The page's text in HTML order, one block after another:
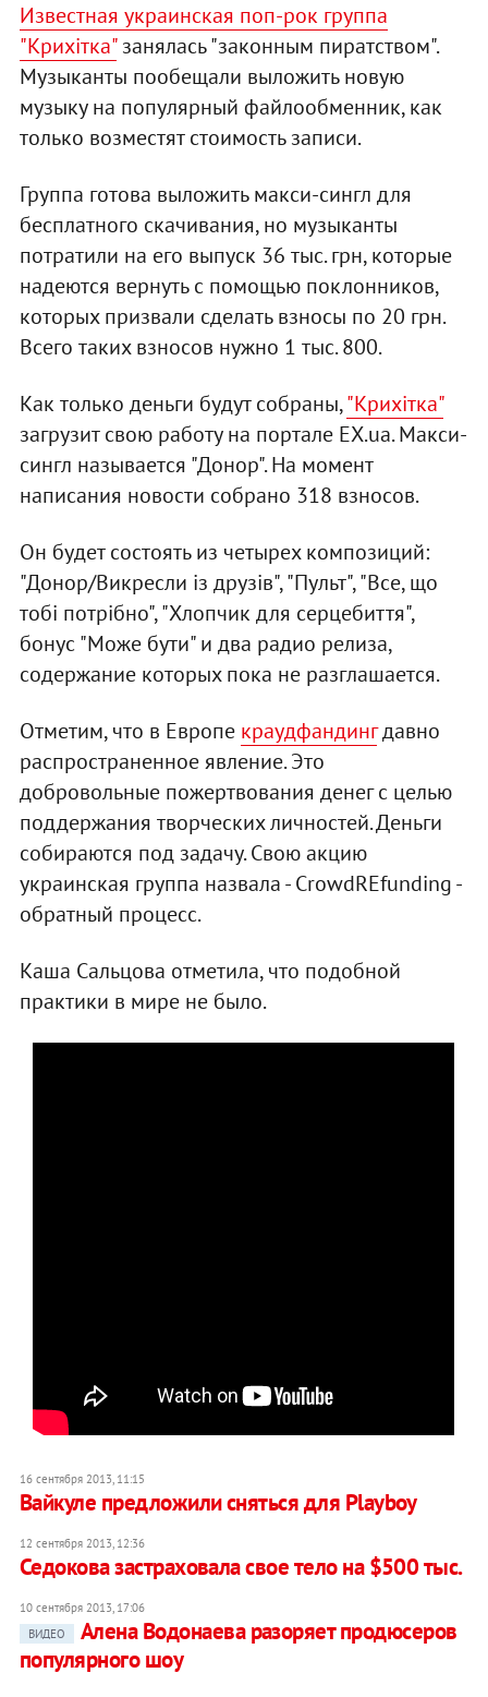
Известная украинская поп-рок группа
"Крихітка"занялась "законным пиратством".
Музыканты пообещали выложить новую
музыку на популярный файлообменник, как
только возместят стоимость записи.
Группа готова выложить макси-сингл для
бесплатного скачивания, но музыканты
потратили на его выпуск 36 тыс. грн, которые
надеются вернуть с помощью поклонников,
которых призвали сделать взносы по 20 грн.
Всего таких взносов нужно 1 тыс. 800.
Как только деньги будут собраны,"Крихітка"
загрузит свою работу на портале EX.ua. Макси-
сингл называется "Донор". На момент
написания новости собрано 318 взносов.
Он будет состоять из четырех композиций:
"Донор/Викресли із друзів", "Пульт", "Все, що
тобі потрібно", "Хлопчик для серцебиття",
бонус "Може бути" и два радио релиза,
содержание которых пока не разглашается.
Отметим, что в Европе краудфандингдавно
распространенное явление. Это
добровольные пожертвования денег с целью
поддержания творческих личностей. Деньги
собираются под задачу. Свою акцию
украинская группа назвала - CrowdREfunding -
обратный процесс.
Каша Сальцова отметила, что подобной
практики в мире не было.
16 сентября 2013, 11:15
Вайкуле предложили сняться для Playboy
12 сентября 2013, 12:36
Седокова застраховала свое тело на $500 тыс.
10 сентября 2013, 17:06
ВИДЕО
Алена Водонаева разоряет продюсеров
популярного шоу